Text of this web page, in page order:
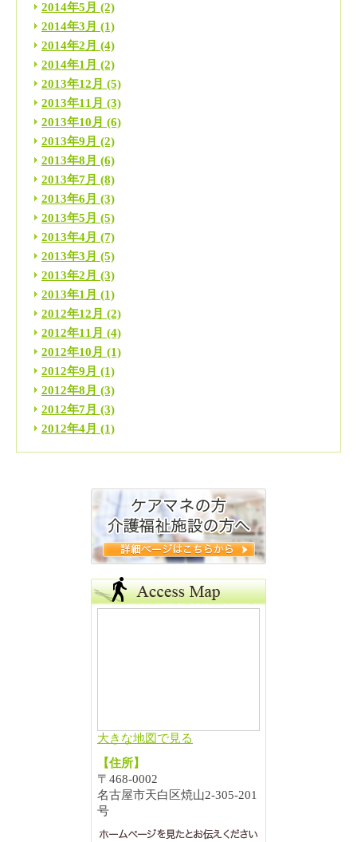
2014年5月 (2)
2014年3月 (1)
2014年2月 (4)
2014年1月 (2)
2013年12月 (5)
2013年11月 (3)
2013年10月 (6)
2013年9月 (2)
2013年8月 (6)
2013年7月 (8)
2013年6月 (3)
2013年5月 (5)
2013年4月 (7)
2013年3月 (5)
2013年2月 (3)
2013年1月 (1)
2012年12月 (2)
2012年11月 (4)
2012年10月 (1)
2012年9月 (1)
2012年8月 (3)
2012年7月 (3)
2012年4月 (1)
大きな地図で見る
【住所】
〒468-0002
名古屋市天白区焼山2-305-201
号